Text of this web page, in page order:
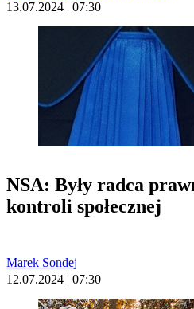
13.07.2024 | 07:30
NSA: Były radca
kontroli społecznej
Marek Sondej
12.07.2024 | 07:30